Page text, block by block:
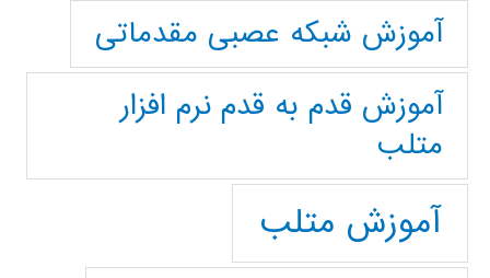
آموزش شبکه عصبی مقدماتی
آموزش قدم به قدم نرم افزار
متلب
آموزش متلب